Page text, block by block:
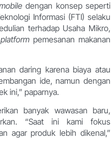
dengan konsep seperti
Informasi (FTI) selaku
terhadap Usaha Mikro,
platform pemesanan makanan
daring karena biaya atau
ide, namun dengan
ini,” paparnya.
banyak wawasan baru,
“Saat ini kami fokus
agar produk lebih dikenal,”